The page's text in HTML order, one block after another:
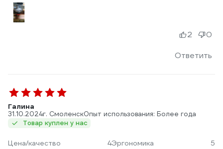
Ответить
2 0
Галина
31.10.2024г. СмоленскОпыт использования: Более года
Товар куплен у нас
Цена/качество 4Эргономика
5